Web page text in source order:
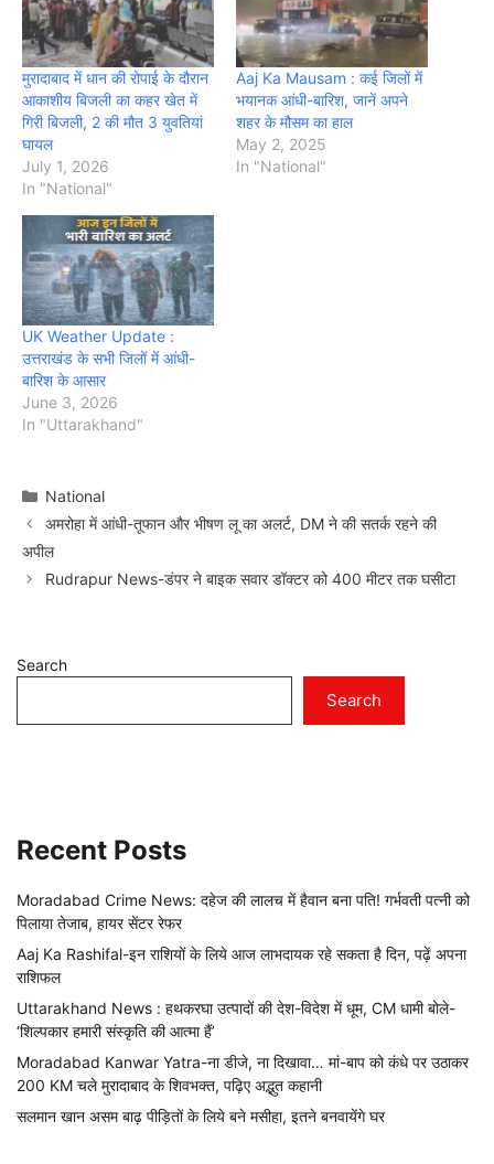
मुरादाबाद में धान की रोपाई के दौरान
आकाशीय बिजली का कहर खेत में
गिरी बिजली, 2 की मौत 3 युवतियां
घायल
July 1, 2026
In "National"
Aaj Ka Mausam : कई जिलों में
भयानक आंधी-बारिश, जानें अपने
शहर के मौसम का हाल
May 2, 2025
In "National"
UK Weather Update :
उत्तराखंड के सभी जिलों में आंधी-
बारिश के आसार
June 3, 2026
In "Uttarakhand"
Categories
National
अमरोहा में आंधी-तूफान और भीषण लू का अलर्ट, DM ने की सतर्क रहने की
अपील
Rudrapur News-डंपर ने बाइक सवार डॉक्टर को 400 मीटर तक घसीटा
Search
Search
Recent Posts
Moradabad Crime News: दहेज की लालच में हैवान बना पति! गर्भवती पत्नी को
पिलाया तेजाब, हायर सेंटर रेफर
Aaj Ka Rashifal-इन राशियों के लिये आज लाभदायक रहे सकता है दिन, पढ़ें अपना
राशिफल
Uttarakhand News : हथकरघा उत्पादों की देश-विदेश में धूम, CM धामी बोले-
‘शिल्पकार हमारी संस्कृति की आत्मा हैं’
Moradabad Kanwar Yatra-ना डीजे, ना दिखावा… मां-बाप को कंधे पर उठाकर
200 KM चले मुरादाबाद के शिवभक्त, पढ़िए अद्भुत कहानी
सलमान खान असम बाढ़ पीड़ितों के लिये बने मसीहा, इतने बनवायेंगे घर